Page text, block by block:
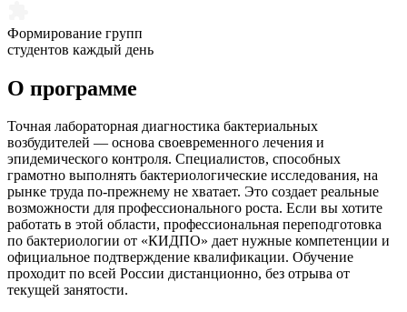
Формирование групп
студентов каждый день
О программе
Точная лабораторная диагностика бактериальных
возбудителей — основа своевременного лечения и
эпидемического контроля. Специалистов, способных
грамотно выполнять бактериологические исследования, на
рынке труда по-прежнему не хватает. Это создает реальные
возможности для профессионального роста. Если вы хотите
работать в этой области, профессиональная переподготовка
по бактериологии от «КИДПО» дает нужные компетенции и
официальное подтверждение квалификации. Обучение
проходит по всей России дистанционно, без отрыва от
текущей занятости.